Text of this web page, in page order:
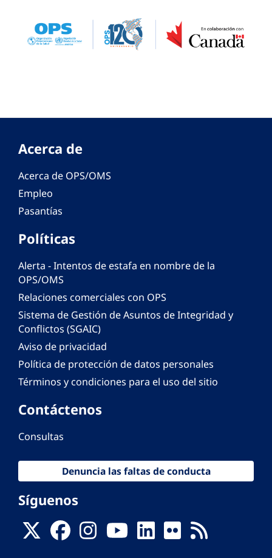
Acerca de
Acerca de OPS/OMS
Empleo
Pasantías
Políticas
Alerta - Intentos de estafa en nombre de la
OPS/OMS
Relaciones comerciales con OPS
Sistema de Gestión de Asuntos de Integridad y
Conflictos (SGAIC)
Aviso de privacidad
Política de protección de datos personales
Términos y condiciones para el uso del sitio
Contáctenos
Consultas
Denuncia las faltas de conducta
Síguenos